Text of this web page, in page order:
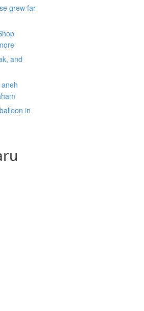
grew far
and
aneh
in